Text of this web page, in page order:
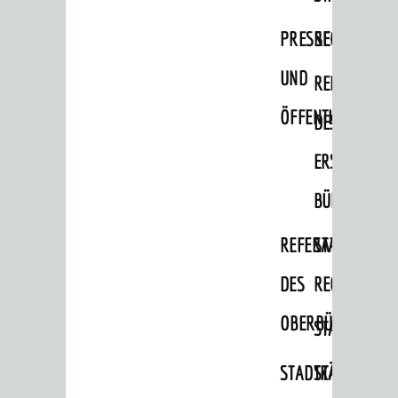
PRESSE-
UND REFERAT
DES
ERSTEN
REFERAT
DES
STABSSTELLE
RECHT
STADTKÄMMEREI
Vermiete doch an deine Stadt